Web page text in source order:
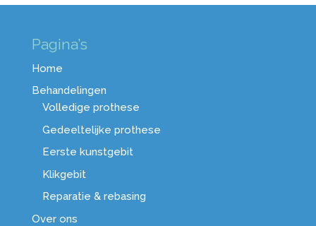
Pagina’s
Home
Behandelingen
Volledige prothese
Gedeeltelijke prothese
Eerste kunstgebit
Klikgebit
Reparatie & rebasing
Over ons